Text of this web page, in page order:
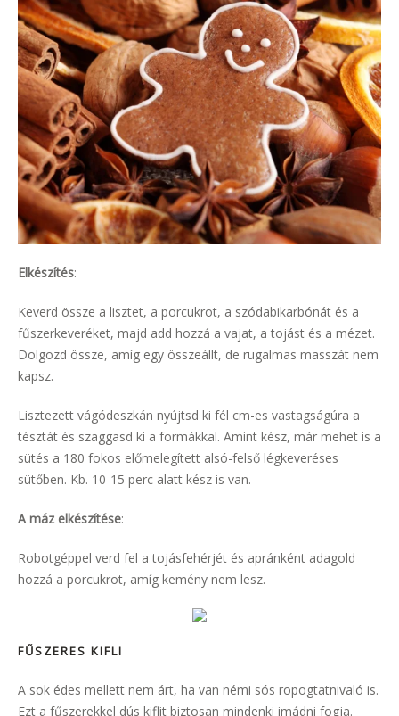
Elkészítés:
Keverd össze a lisztet, a porcukrot, a szódabikarbónát és a
fűszerkeveréket, majd add hozzá a vajat, a tojást és a mézet.
Dolgozd össze, amíg egy összeállt, de rugalmas masszát nem
kapsz.
Lisztezett vágódeszkán nyújtsd ki fél cm-es vastagságúra a
tésztát és szaggasd ki a formákkal. Amint kész, már mehet is a
sütés a 180 fokos előmelegített alsó-felső légkeveréses
sütőben. Kb. 10-15 perc alatt kész is van.
A máz elkészítése:
Robotgéppel verd fel a tojásfehérjét és apránként adagold
hozzá a porcukrot, amíg kemény nem lesz.
FŰSZERES KIFLI
A sok édes mellett nem árt, ha van némi sós ropogtatnivaló is.
Ezt a fűszerekkel dús kiflit biztosan mindenki imádni fogja.